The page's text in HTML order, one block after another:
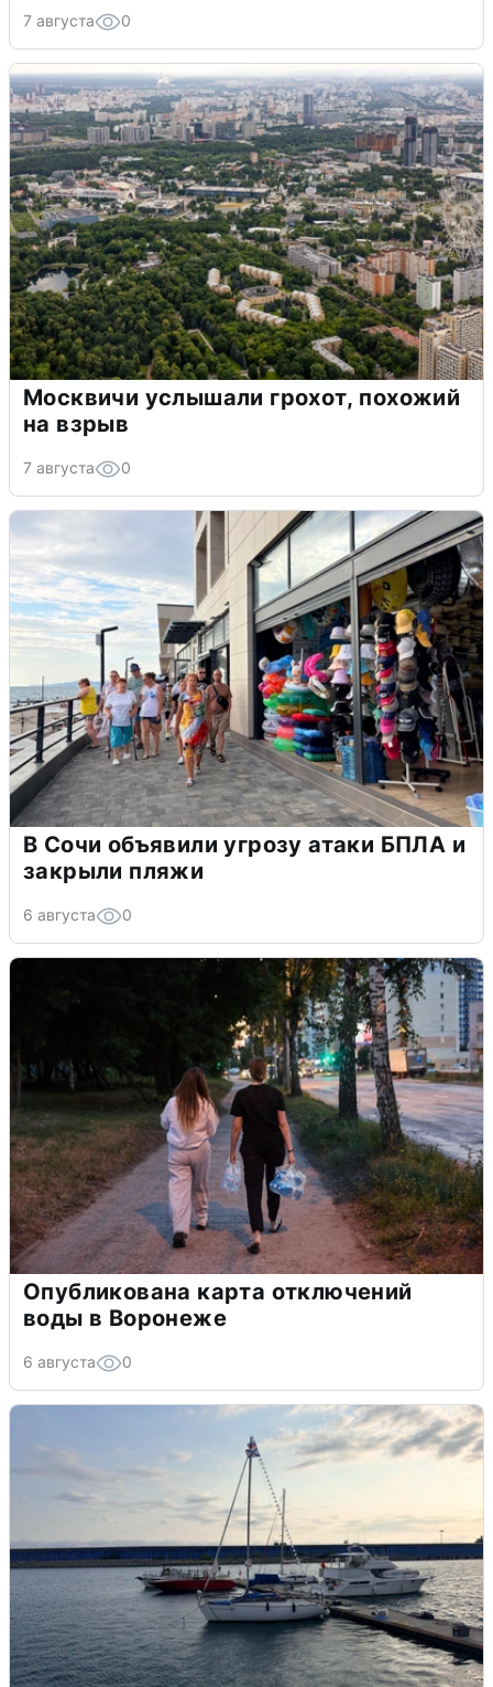
7 августа 0
Москвичи услышали грохот, похожий
на взрыв
7 августа 0
В Сочи объявили угрозу атаки БПЛА и
закрыли пляжи
6 августа 0
Опубликована карта отключений
воды в Воронеже
6 августа 0